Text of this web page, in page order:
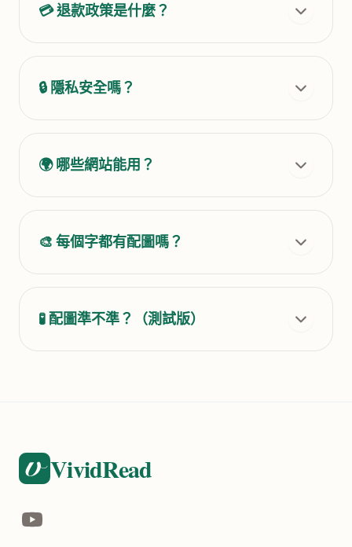
💳 退款政策是什麼？
🔒 隱私安全嗎？
🌍 哪些網站能用？
🎨 每個字都有配圖嗎？
🧪 配圖準不準？（測試版）
VividRead